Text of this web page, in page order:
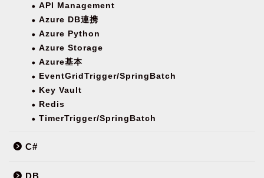
API Management
Azure DB連携
Azure Python
Azure Storage
Azure基本
EventGridTrigger/SpringBatch
Key Vault
Redis
TimerTrigger/SpringBatch
C#
DB